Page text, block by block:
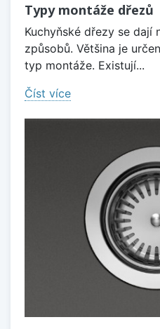
Typy montáže dřezů
Kuchyňské dřezy se dají
způsobů. Většina je
typ montáže. Existují...
Číst více